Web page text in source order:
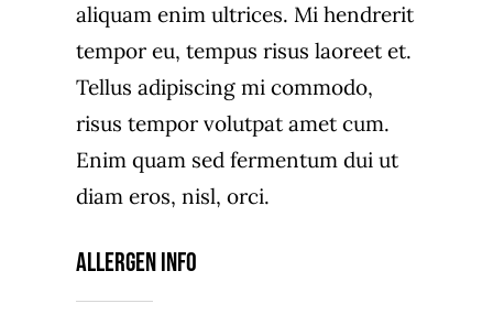
aliquam enim ultrices. Mi hendrerit
tempor eu, tempus risus laoreet et.
Tellus adipiscing mi commodo,
risus tempor volutpat amet cum.
Enim quam sed fermentum dui ut
diam eros, nisl, orci.
Allergen Info